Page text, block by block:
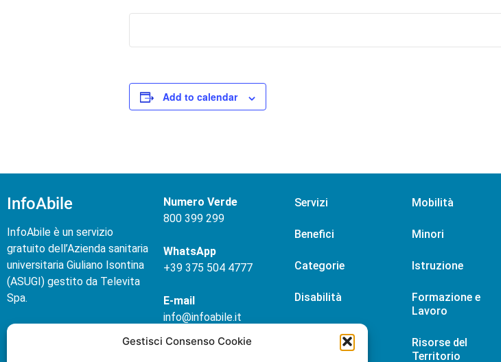
Gestisci Consenso Cookie
Add to calendar
InfoAbile
InfoAbile è un servizio
gratuito dell’Azienda sanitaria
universitaria Giuliano Isontina
(ASUGI) gestito da Televita
Spa.
Chi siamo
Numero Verde
800 399 299
WhatsApp
+39 375 504 4777
E-mail
info@infoabile.it
Servizi
Benefici
Categorie
Disabilità
Mobilità
Minori
Istruzione
Formazione e
Lavoro
Risorse del
Territorio